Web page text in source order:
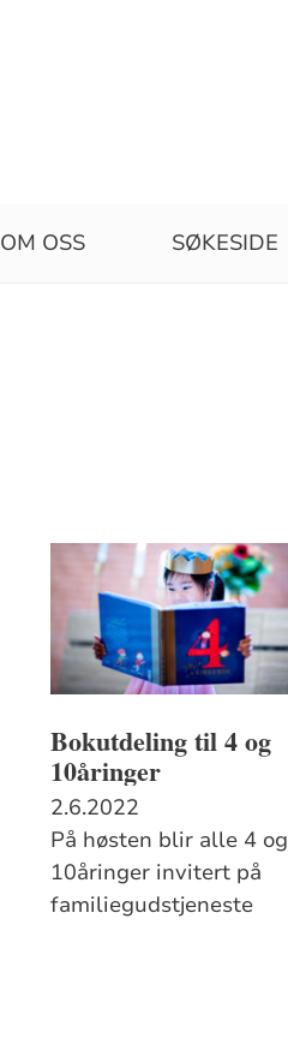
OM OSS SØKESIDE
Bokutdeling til 4 og
10åringer
2.6.2022
På høsten blir alle 4 og
10åringer invitert på
familiegudstjeneste